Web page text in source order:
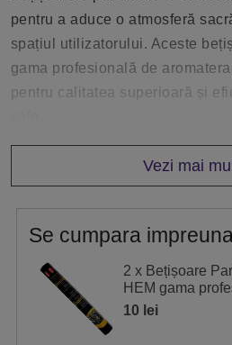
pentru a aduce o atmosferă
spațiul utilizatorului. Aceste
gama profesională de
pentru calitatea superioară și
distinctivă, inspirată de
ritualurile religioase, având
Ingrediente de calitate:
fabricate din ingrediente
asigurând o ardere
Vezi mai
Se cumpara
2 x Bețișoare
HEM gama
10 lei